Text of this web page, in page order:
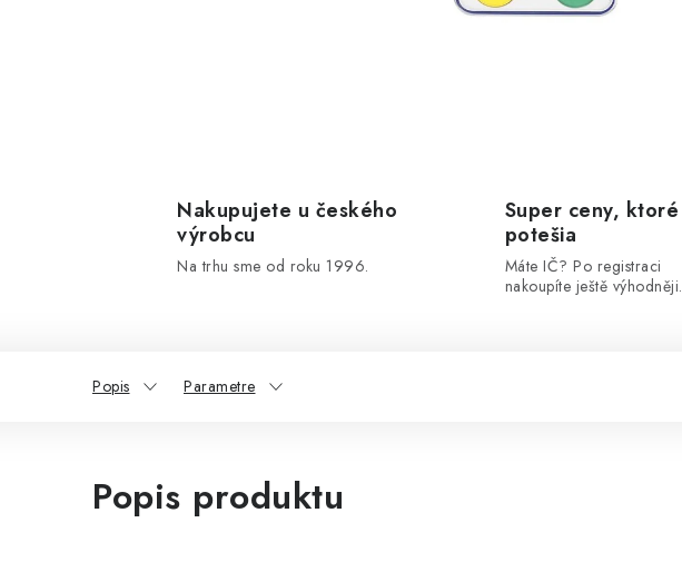
Nakupujete u českého
výrobcu
Na trhu sme od roku 1996.
Super ceny, ktoré
potešia
Máte IČ? Po registraci
nakoupíte ještě výhodněji.
Popis Parametre
Popis produktu